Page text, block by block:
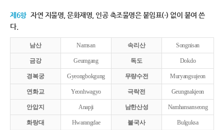
제6항 자연 지물명, 문화재명, 인공 축조물명은 붙임표(-) 없이 붙여 쓴
다.
남산 Namsan 속리산 Songnisan
금강 Geumgang 독도 Dokdo
경복궁 Gyeongbokgung 무량수전 Muryangsujeon
연화교 Yeonhwagyo 극락전 Geungnakjeon
안압지 Anapji 남한산성 Namhansanseong
화랑대 Hwarangdae 불국사 Bulguksa